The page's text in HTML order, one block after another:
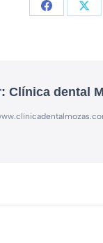
Clínica dental